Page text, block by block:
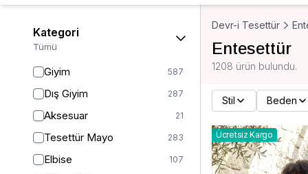
Kategori
Tümü
Giyim 587
Dış Giyim 287
Aksesuar 21
Tesettür Mayo 283
Elbise 107
Devr-i Tesettür
Entesettür
1208 ürün bulundu.
Stil Beden
Ücretsiz Kargo